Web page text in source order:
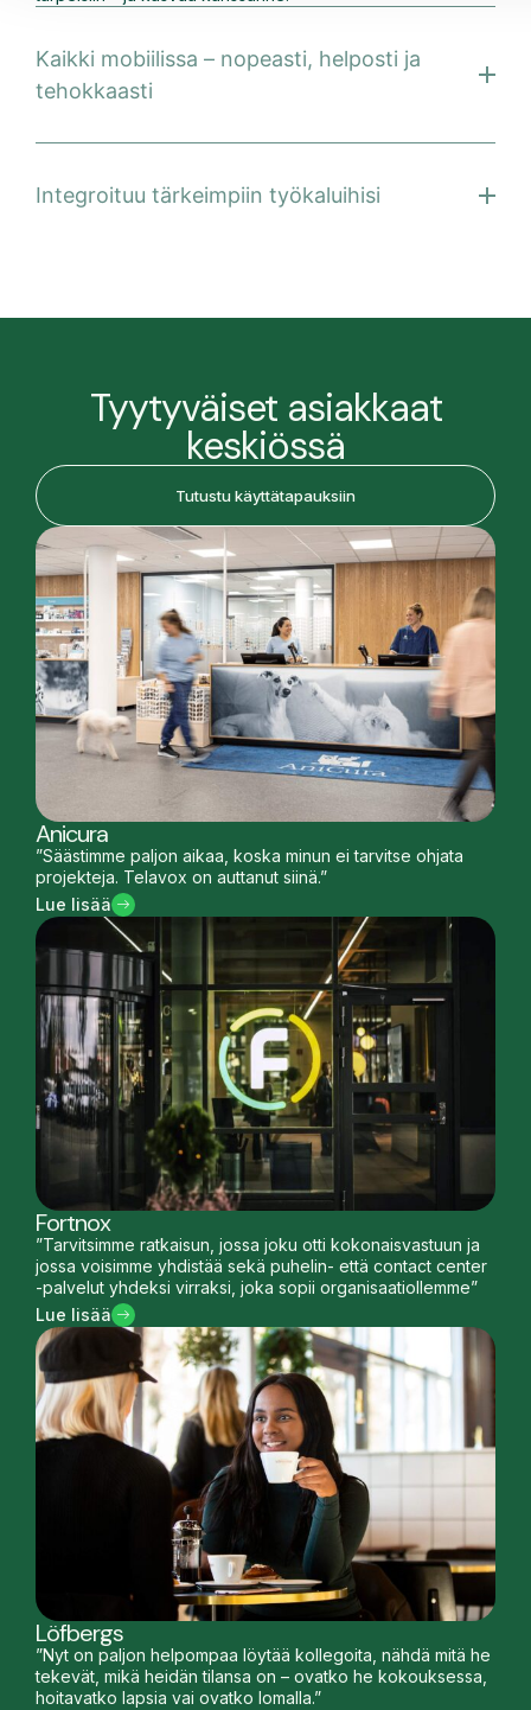
Kaikki mobiilissa – nopeasti, helposti ja
tehokkaasti
Integroituu tärkeimpiin työkaluihisi
Tyytyväiset asiakkaat
keskiössä
Tutustu käyttätapauksiin
Anicura
”Säästimme paljon aikaa, koska minun ei tarvitse ohjata
projekteja. Telavox on auttanut siinä.”
Lue lisää
Fortnox
”Tarvitsimme ratkaisun, jossa joku otti kokonaisvastuun ja
jossa voisimme yhdistää sekä puhelin- että contact center
-palvelut yhdeksi virraksi, joka sopii organisaatiollemme”
Lue lisää
Löfbergs
”Nyt on paljon helpompaa löytää kollegoita, nähdä mitä he
tekevät, mikä heidän tilansa on – ovatko he kokouksessa,
hoitavatko lapsia vai ovatko lomalla.”